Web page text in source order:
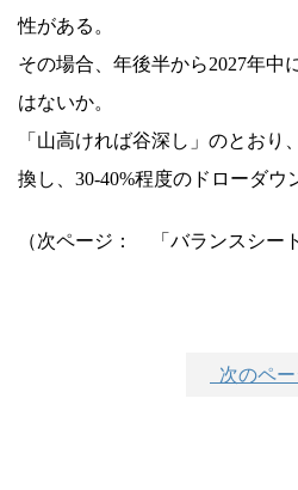
性がある。
その場合、年後半から2027年中
はないか。
「山高ければ谷深し」のとお
換し、30-40%程度のドローダウ
（次ページ： 「バランスシー
次のペ